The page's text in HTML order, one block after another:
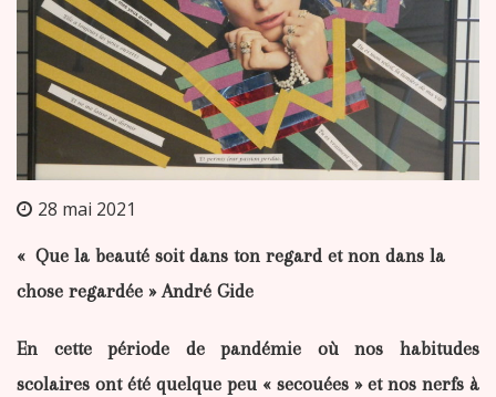
28 mai 2021
« Que la beauté soit dans ton regard et non dans la
chose regardée » André Gide
En cette période de pandémie où nos habitudes
scolaires ont été quelque peu « secouées » et nos nerfs à